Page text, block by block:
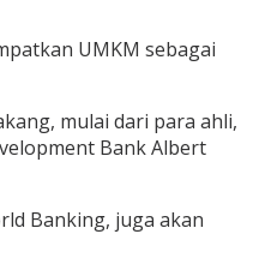
UMKM sebagai
mulai dari para ahli,
Bank Albert
Banking, juga akan